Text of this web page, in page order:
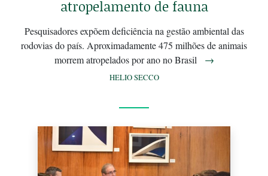
atropelamento de fauna
Pesquisadores expõem deficiência na gestão ambiental das
rodovias do país. Aproximadamente 475 milhões de animais
morrem atropelados por ano no Brasil →
HELIO SECCO